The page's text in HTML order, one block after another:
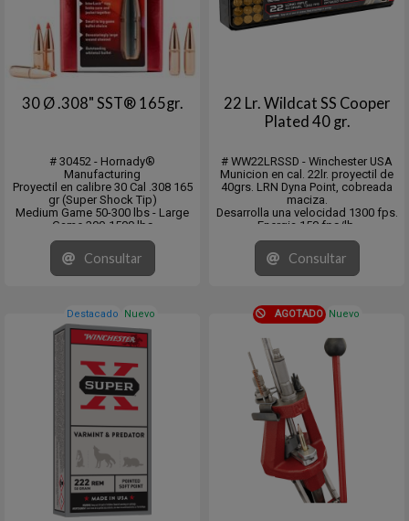
30 Ø .308" SST® 165gr.
# 30452 - Hornady®
Manufacturing
Proyectil en calibre 30 Cal .308 165
gr (Super Shock Tip)
Medium Game 50-300 lbs - Large
Game 300-1500 lbs
CB: .447 (G1) / DS: .248
En cajita de 100 unidades.
Consultar
22 Lr. Wildcat SS Cooper
Plated 40 gr.
# WW22LRSSD - Winchester USA
Municion en cal. 22lr. proyectil de
40grs. LRN Dyna Point, cobreada
maciza.
Desarrolla una velocidad 1300 fps.
Energia 150 fps/lb.
Excelente para caza y plinking,
muy certera.
Presentación caja plástica con 100
unidades.
o múltiplo...
Consultar
Destacado Nuevo AGOTADO Nuevo